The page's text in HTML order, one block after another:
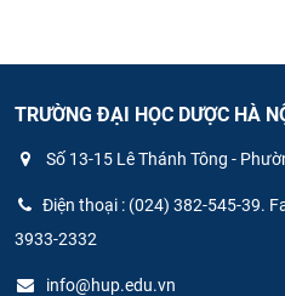
TRƯỜNG ĐẠI HỌC DƯỢC HÀ
Số 13-15 Lê Thánh Tông -
Điện thoại : (024) 382-545-39.
3933-2332
info@hup.edu.vn